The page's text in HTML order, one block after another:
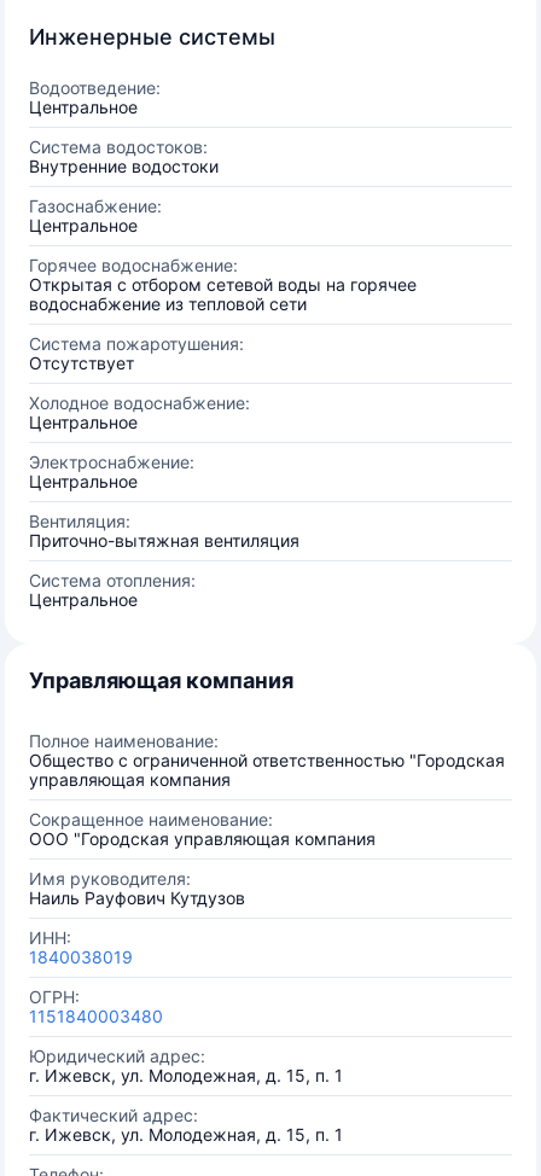
Инженерные системы
Водоотведение:
Центральное
Система водостоков:
Внутренние водостоки
Газоснабжение:
Центральное
Горячее водоснабжение:
Открытая с отбором сетевой воды на горячее
водоснабжение из тепловой сети
Система пожаротушения:
Отсутствует
Холодное водоснабжение:
Центральное
Электроснабжение:
Центральное
Вентиляция:
Приточно-вытяжная вентиляция
Система отопления:
Центральное
Управляющая компания
Полное наименование:
Общество с ограниченной ответственностью "Городская
управляющая компания
Сокращенное наименование:
ООО "Городская управляющая компания
Имя руководителя:
Наиль Рауфович Кутдузов
ИНН:
1840038019
ОГРН:
1151840003480
Юридический адрес:
г. Ижевск, ул. Молодежная, д. 15, п. 1
Фактический адрес:
г. Ижевск, ул. Молодежная, д. 15, п. 1